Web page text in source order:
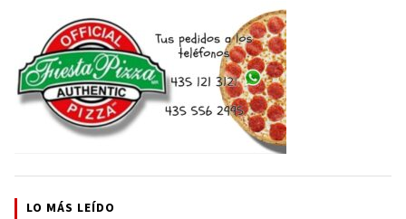
LO MÁS LEÍDO